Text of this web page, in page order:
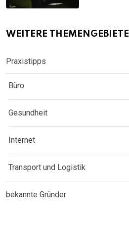
WEITERE THEMENGEBIETE
Praxistipps
Büro
Gesundheit
Internet
Transport und Logistik
bekannte Gründer